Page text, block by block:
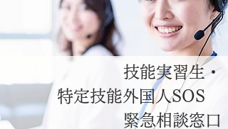
技能実習生・
特定技能外国人SOS
緊急相談窓口